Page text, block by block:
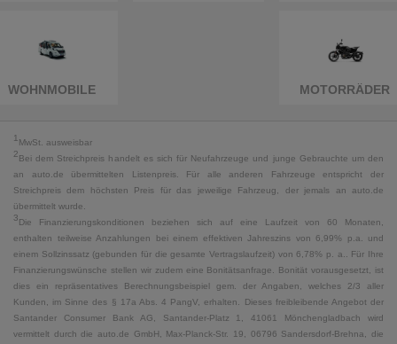
WOHNMOBILE MOTORRÄDER
1MwSt. ausweisbar
2Bei dem Streichpreis handelt es sich für Neufahrzeuge und junge Gebrauchte um den
an auto.de übermittelten Listenpreis. Für alle anderen Fahrzeuge entspricht der
Streichpreis dem höchsten Preis für das jeweilige Fahrzeug, der jemals an auto.de
übermittelt wurde.
3Die Finanzierungskonditionen beziehen sich auf eine Laufzeit von 60 Monaten,
enthalten teilweise Anzahlungen bei einem effektiven Jahreszins von 6,99% p.a. und
einem Sollzinssatz (gebunden für die gesamte Vertragslaufzeit) von 6,78% p. a.. Für Ihre
Finanzierungswünsche stellen wir zudem eine Bonitätsanfrage. Bonität vorausgesetzt, ist
dies ein repräsentatives Berechnungsbeispiel gem. der Angaben, welches 2/3 aller
Kunden, im Sinne des § 17a Abs. 4 PangV, erhalten. Dieses freibleibende Angebot der
Santander Consumer Bank AG, Santander-Platz 1, 41061 Mönchengladbach wird
vermittelt durch die auto.de GmbH, Max-Planck-Str. 19, 06796 Sandersdorf-Brehna, die